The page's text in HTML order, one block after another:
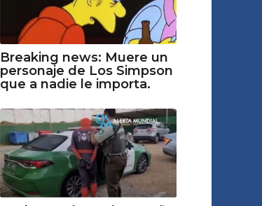
Breaking news: Muere un
personaje de Los Simpson
que a nadie le importa.